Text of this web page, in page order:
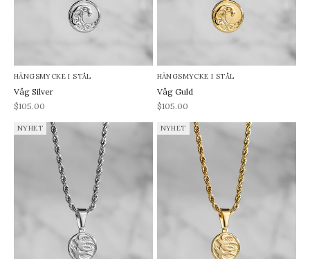
HÄNGSMYCKE I STÅL
Våg Silver
REA-pris
$105.00
HÄNGSMYCKE I STÅL
Våg Guld
REA-pris
$105.00
NYHET NYHET